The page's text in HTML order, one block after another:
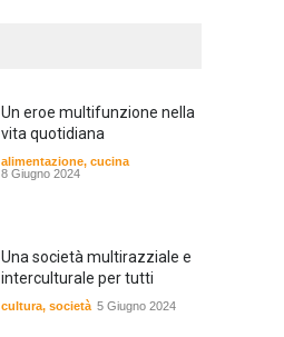
Un eroe multifunzione nella
vita quotidiana
alimentazione, cucina
8 Giugno 2024
Una società multirazziale e
interculturale per tutti
cultura, società 5 Giugno 2024